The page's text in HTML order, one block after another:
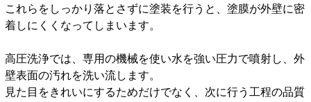
これらをしっかり落とさずに塗装を行うと、塗膜が外壁に密
着しにくくなってしまいます。
高圧洗浄では、専用の機械を使い水を強い圧力で噴射し、外
壁表面の汚れを洗い流します。
見た目をきれいにするためだけでなく、次に行う工程の品質